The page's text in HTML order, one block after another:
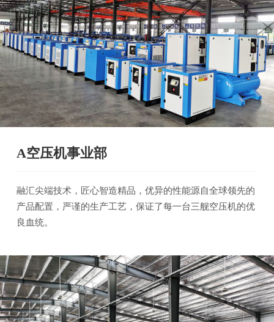
A空压机事业部
融汇尖端技术，匠心智造精品，优异的性能源自全球领先的
产品配置，严谨的生产工艺，保证了每一台三舰空压机的优
良血统。